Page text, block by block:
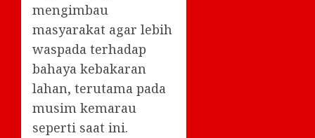
mengimbau
masyarakat agar lebih
waspada terhadap
bahaya kebakaran
lahan, terutama pada
musim kemarau
seperti saat ini.